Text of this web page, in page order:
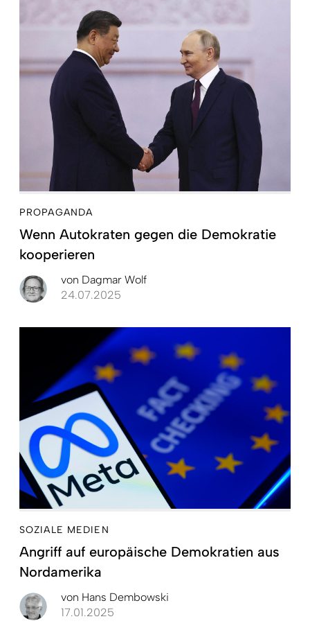
PROPAGANDA
Wenn Autokraten gegen die Demokratie
kooperieren
von Dagmar Wolf
24.07.2025
SOZIALE MEDIEN
Angriff auf europäische Demokratien aus
Nordamerika
von Hans Dembowski
17.01.2025